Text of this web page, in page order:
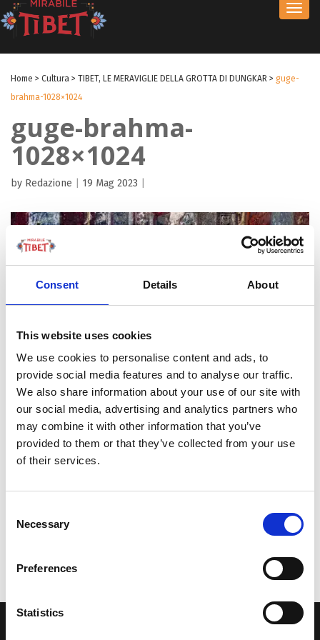
Consent Details About
This website uses cookies
We use cookies to personalise content and ads, to
provide social media features and to analyse our traffic.
We also share information about your use of our site with
our social media, advertising and analytics partners who
may combine it with other information that you’ve
provided to them or that they’ve collected from your use
of their services.
Selection
Necessary
Preferences
Statistics
Home > Cultura > TIBET, LE MERAVIGLIE DELLA GROTTA DI DUNGKAR > guge-
brahma-1028×1024
guge-brahma-
1028×1024
by Redazione 19 Mag 2023